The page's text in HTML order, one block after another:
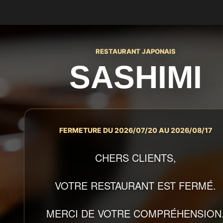
RESTAURANT JAPONAIS
SASHIMI
FERMETURE DU 2026/07/20 AU 2026/08/17
CHERS CLIENTS,
VOTRE RESTAURANT EST FERMÉ.
MERCI DE VOTRE